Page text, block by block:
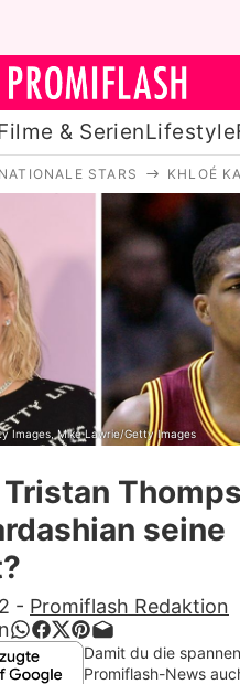
& SerienLifestyle
Royals
Filme & Serien
Familie & Liebe
Promiflash Exklusiv
Themen auf Promiflash
App runterladen
Team
STARS KHLOÉ
Images, Mike Lawrie/Getty Images
seine
- Promiflash Redaktion
Damit du die
Promiflash-News